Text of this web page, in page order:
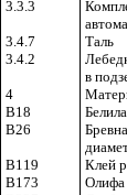
3.3.3
3.4.7 Таль
3.4.2
в
4
В18
Белила
В26
В119 Клей
В173
Олифа